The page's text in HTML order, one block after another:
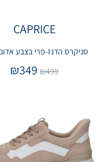
CAPRICE
סניקרס הדנז-פרי בצבע
₪499
₪349